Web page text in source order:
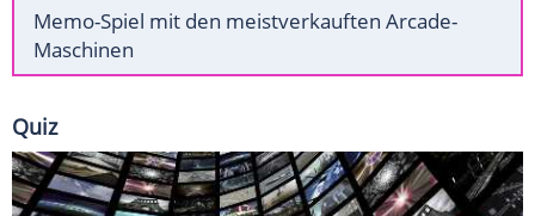
Memo-Spiel mit den meistverkauften Arcade-
Maschinen
Quiz